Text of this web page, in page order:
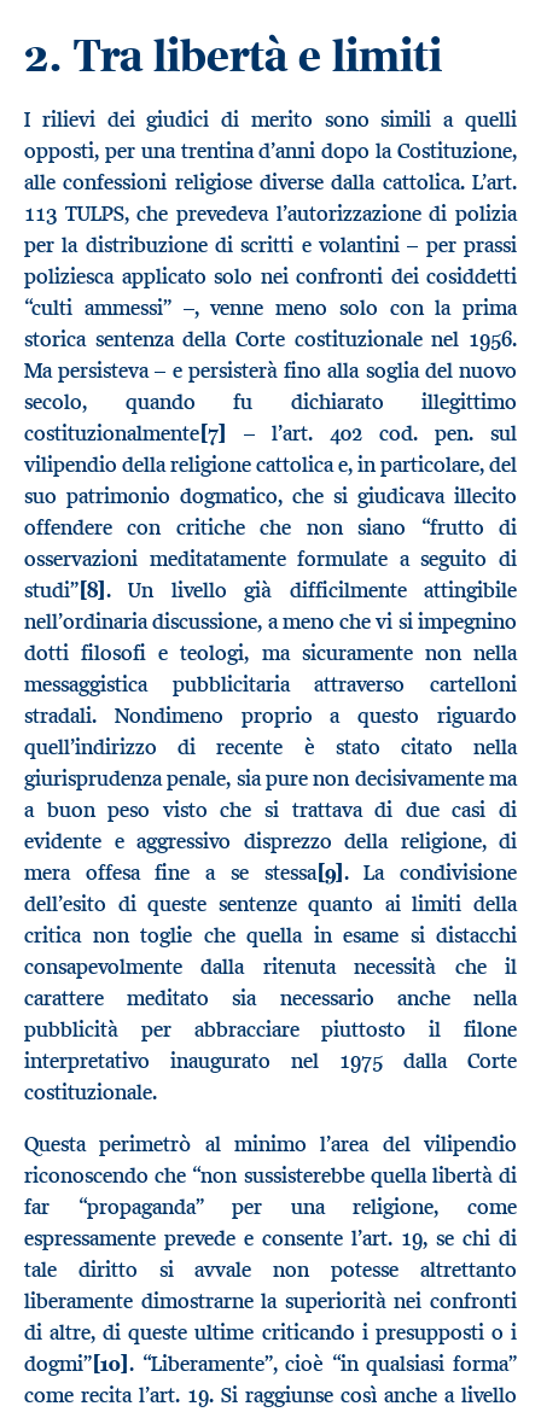
2. Tra libertà e limiti
I rilievi dei giudici di merito sono simili a quelli
opposti, per una trentina d’anni dopo la Costituzione,
alle confessioni religiose diverse dalla cattolica. L’art.
113 TULPS, che prevedeva l’autorizzazione di polizia
per la distribuzione di scritti e volantini – per prassi
poliziesca applicato solo nei confronti dei cosiddetti
“culti ammessi” –, venne meno solo con la prima
storica sentenza della Corte costituzionale nel 1956.
Ma persisteva – e persisterà fino alla soglia del nuovo
secolo, quando fu dichiarato illegittimo
costituzionalmente[7] – l’art. 402 cod. pen. sul
vilipendio della religione cattolica e, in particolare, del
suo patrimonio dogmatico, che si giudicava illecito
offendere con critiche che non siano “frutto di
osservazioni meditatamente formulate a seguito di
studi”[8]. Un livello già difficilmente attingibile
nell’ordinaria discussione, a meno che vi si impegnino
dotti filosofi e teologi, ma sicuramente non nella
messaggistica pubblicitaria attraverso cartelloni
stradali. Nondimeno proprio a questo riguardo
quell’indirizzo di recente è stato citato nella
giurisprudenza penale, sia pure non decisivamente ma
a buon peso visto che si trattava di due casi di
evidente e aggressivo disprezzo della religione, di
mera offesa fine a se stessa[9]. La condivisione
dell’esito di queste sentenze quanto ai limiti della
critica non toglie che quella in esame si distacchi
consapevolmente dalla ritenuta necessità che il
carattere meditato sia necessario anche nella
pubblicità per abbracciare piuttosto il filone
interpretativo inaugurato nel 1975 dalla Corte
costituzionale.
Questa perimetrò al minimo l’area del vilipendio
riconoscendo che “non sussisterebbe quella libertà di
far “propaganda” per una religione, come
espressamente prevede e consente l’art. 19, se chi di
tale diritto si avvale non potesse altrettanto
liberamente dimostrarne la superiorità nei confronti
di altre, di queste ultime criticando i presupposti o i
dogmi”[10]. “Liberamente”, cioè “in qualsiasi forma”
come recita l’art. 19. Si raggiunse così anche a livello